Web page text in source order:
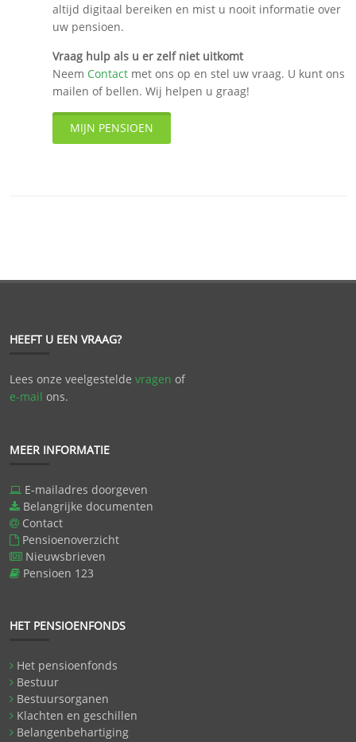
altijd digitaal bereiken en mist u nooit informatie over
uw pensioen.
Vraag hulp als u er zelf niet uitkomt
Neem Contact met ons op en stel uw vraag. U kunt ons
mailen of bellen. Wij helpen u graag!
MIJN PENSIOEN
HEEFT U EEN VRAAG?
Lees onze veelgestelde vragen of
e-mail ons.
MEER INFORMATIE
E-mailadres doorgeven
Belangrijke documenten
Contact
Pensioenoverzicht
Nieuwsbrieven
Pensioen 123
HET PENSIOENFONDS
Het pensioenfonds
Bestuur
Bestuursorganen
Klachten en geschillen
Belangenbehartiging